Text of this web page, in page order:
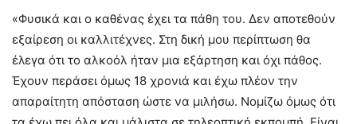
«Φυσικά και ο καθένας έχει τα πάθη του. Δεν αποτεθούν
εξαίρεση οι καλλιτέχνες. Στη δική μου περίπτωση θα
έλεγα ότι το αλκοόλ ήταν μια εξάρτηση και όχι πάθος.
Έχουν περάσει όμως 18 χρονιά και έχω πλέον την
απαραίτητη απόσταση ώστε να μιλήσω. Νομίζω όμως ότι